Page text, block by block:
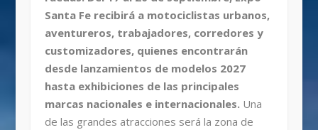
Santa Fe recibirá a motociclistas urbanos,
aventureros, trabajadores, corredores y
customizadores, quienes encontrarán
desde lanzamientos de modelos 2027
hasta exhibiciones de las principales
marcas nacionales e internacionales. Una
de las grandes atracciones será la zona de